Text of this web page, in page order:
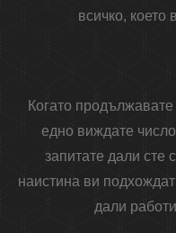
всичко, което
Когато
едно виждате
запитате дали сте
наистина ви
дали